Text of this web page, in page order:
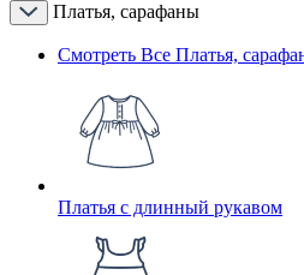
Платья, сарафаны
Смотреть Все Платья,
Платья с длинный рукавом